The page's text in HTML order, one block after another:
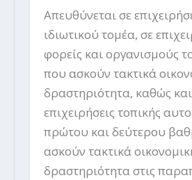
Απευθύνεται σε
ιδιωτικού τομέα, σε
φορείς και οργανισμούς
που ασκούν τακτικά
δραστηριότητα, καθώς
επιχειρήσεις τοπικής
πρώτου και δεύτερου
ασκούν τακτικά
δραστηριότητα στις